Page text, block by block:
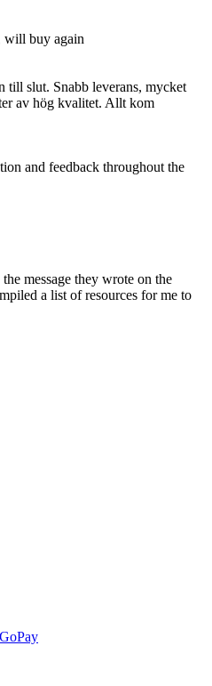
will buy again
till slut. Snabb leverans, mycket
av hög kvalitet. Allt kom
and feedback throughout the
message they wrote on the
a list of resources for me to